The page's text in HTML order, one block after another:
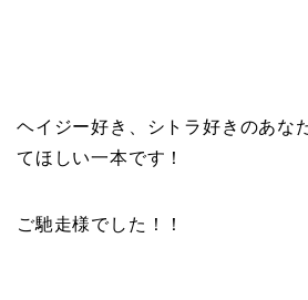
ヘイジー好き、シトラ好きのあな
てほしい一本です！
ご馳走様でした！！